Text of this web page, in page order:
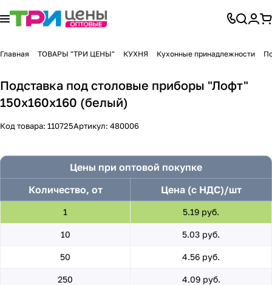
Главная ТОВАРЫ "ТРИ ЦЕНЫ" КУХНЯ Кухонные принадлежности
Подставка под столовые приборы "Лофт"
150х160х160 (белый)
Код товара: 110725Артикул: 480006
Цены при оптовой покупке
Количество, от
Цена (с НДС)/шт
1 5.19 руб.
10 5.03 руб.
50 4.56 руб.
250 4.09 руб.